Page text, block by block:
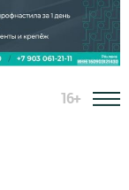
16+